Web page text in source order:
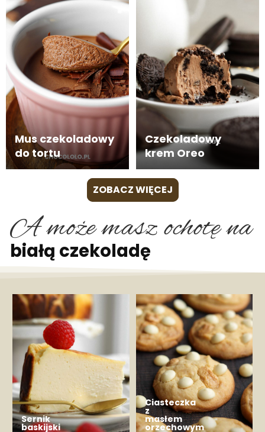
Mus czekoladowy
do tortu
Czekoladowy
krem Oreo
ZOBACZ WIĘCEJ
A może masz ochotę na
białą czekoladę
Sernik
baskijski
Ciasteczka
z
masłem
orzechowym